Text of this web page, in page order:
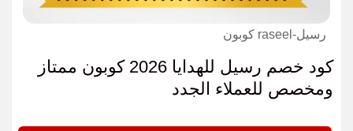
رسيل-raseel كوبون
كود خصم رسيل للهدايا 2026 كوبون ممتاز
ومخصص للعملاء الجدد